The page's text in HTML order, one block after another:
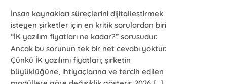
İnsan kaynakları süreçlerini dijitalleştirmek
isteyen şirketler için en kritik sorulardan biri
“İK yazılım fiyatları ne kadar?” sorusudur.
Ancak bu sorunun tek bir net cevabı yoktur.
Çünkü İK yazılımı fiyatları; şirketin
büyüklüğüne, ihtiyaçlarına ve tercih edilen